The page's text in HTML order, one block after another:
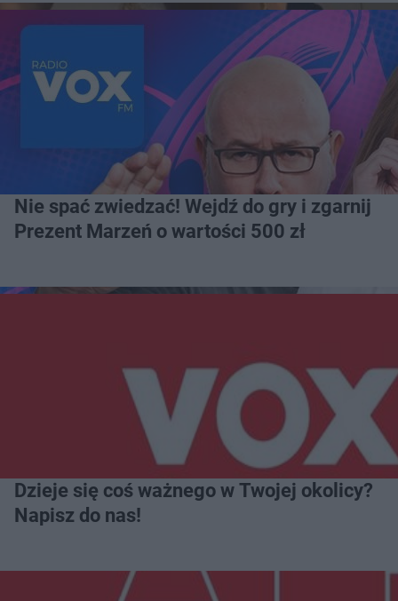
Nie spać zwiedzać! Wejdź do gry i zgarnij
Prezent Marzeń o wartości 500 zł
Dzieje się coś ważnego w Twojej okolicy?
Napisz do nas!